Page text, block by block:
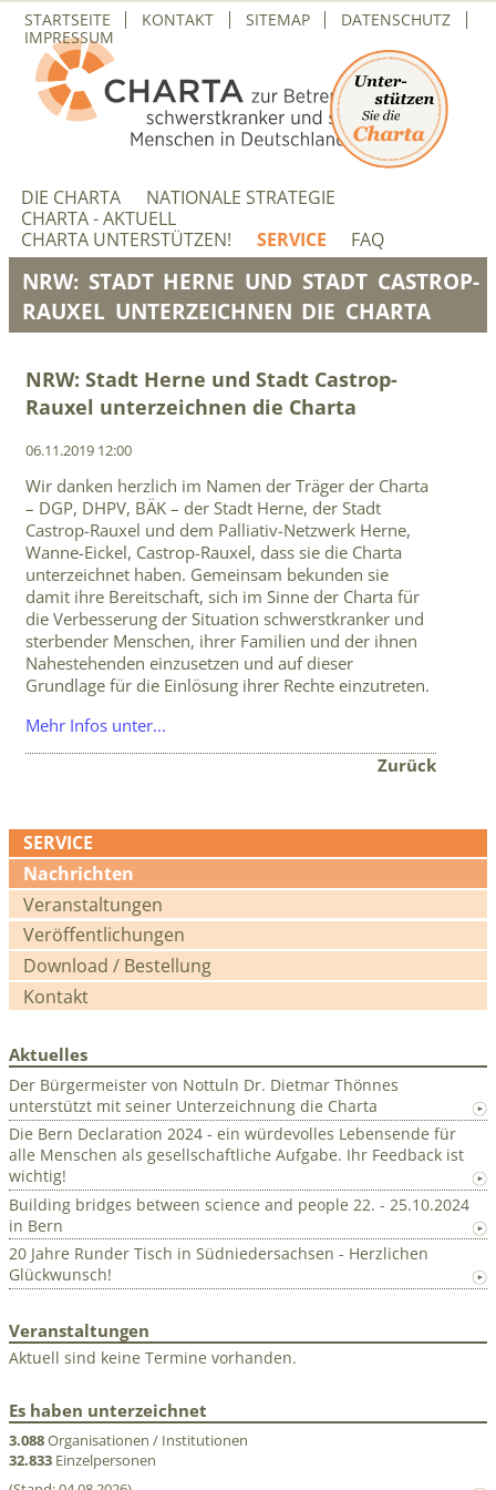
NAVIGATION
ÜBERSPRINGEN
STARTSEITE KONTAKT SITEMAP
DATENSCHUTZ
IMPRESSUM
ÜBERSPRINGEN
DIE CHARTA
NATIONALE STRATEGIE
CHARTA - AKTUELL
CHARTA UNTERSTÜTZEN!
SERVICE FAQ
NRW: STADT HERNE UND STADT CASTROP-
RAUXEL UNTERZEICHNEN DIE CHARTA
NRW: Stadt Herne und Stadt Castrop-
Rauxel unterzeichnen die Charta
06.11.2019 12:00
Wir danken herzlich im Namen der Träger der Charta
– DGP, DHPV, BÄK – der Stadt Herne, der Stadt
Castrop-Rauxel und dem Palliativ-Netzwerk Herne,
Wanne-Eickel, Castrop-Rauxel, dass sie die Charta
unterzeichnet haben. Gemeinsam bekunden sie
damit ihre Bereitschaft, sich im Sinne der Charta für
die Verbesserung der Situation schwerstkranker und
sterbender Menschen, ihrer Familien und der ihnen
Nahestehenden einzusetzen und auf dieser
Grundlage für die Einlösung ihrer Rechte einzutreten.
Mehr Infos unter...
Zurück
SERVICE
Navigation
überspringen
Nachrichten
Veranstaltungen
Veröffentlichungen
Download / Bestellung
Kontakt
Aktuelles
Der Bürgermeister von Nottuln Dr. Dietmar Thönnes
unterstützt mit seiner Unterzeichnung die Charta
Die Bern Declaration 2024 - ein würdevolles Lebensende für
alle Menschen als gesellschaftliche Aufgabe. Ihr Feedback ist
wichtig!
Building bridges between science and people 22. - 25.10.2024
in Bern
20 Jahre Runder Tisch in Südniedersachsen - Herzlichen
Glückwunsch!
Veranstaltungen
Aktuell sind keine Termine vorhanden.
Es haben unterzeichnet
3.088Organisationen / Institutionen
32.833 Einzelpersonen